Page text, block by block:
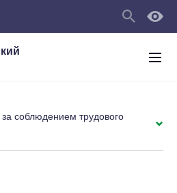
соблюдением трудового